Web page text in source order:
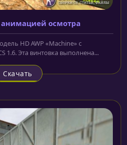
анимацией осмотра
HD AWP «Machine» с
1.6. Эта винтовка выполнена...
Скачать